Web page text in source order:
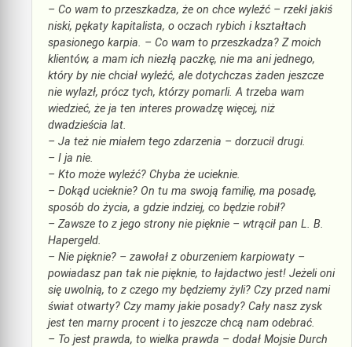
– Co wam to przeszkadza, że on chce wyleźć – rzekł jakiś
niski, pękaty kapitalista, o oczach rybich i kształtach
spasionego karpia. – Co wam to przeszkadza? Z moich
klientów, a mam ich niezłą paczkę, nie ma ani jednego,
który by nie chciał wyleźć, ale dotychczas żaden jeszcze
nie wylazł, prócz tych, którzy pomarli. A trzeba wam
wiedzieć, że ja ten interes prowadzę więcej, niż
dwadzieścia lat.
– Ja też nie miałem tego zdarzenia – dorzucił drugi.
– I ja nie.
– Kto może wyleźć? Chyba że ucieknie.
– Dokąd ucieknie? On tu ma swoją familię, ma posadę,
sposób do życia, a gdzie indziej, co będzie robił?
– Zawsze to z jego strony nie pięknie – wtrącił pan L. B.
Hapergeld.
– Nie pięknie? – zawołał z oburzeniem karpiowaty –
powiadasz pan tak nie pięknie, to łajdactwo jest! Jeżeli oni
się uwolnią, to z czego my będziemy żyli? Czy przed nami
świat otwarty? Czy mamy jakie posady? Cały nasz zysk
jest ten marny procent i to jeszcze chcą nam odebrać.
– To jest prawda, to wielka prawda – dodał Mojsie Durch